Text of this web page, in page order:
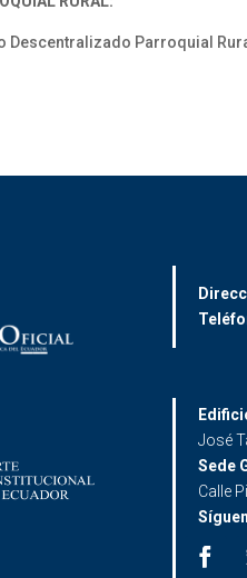
Descentralizado Parroquial
José
Sede
Calle